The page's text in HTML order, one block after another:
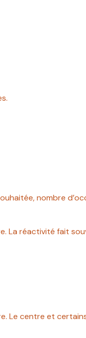
nombre
La réactivité fait
Le centre et